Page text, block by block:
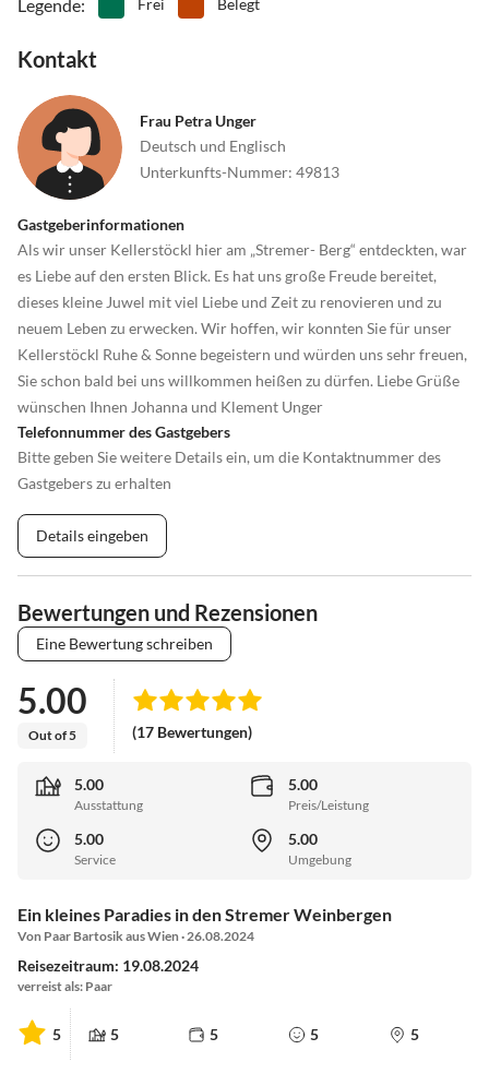
Legende:
Kontakt
Frau Petra Unger
Deutsch und Englisch
Unterkunfts-Nummer: 49813
Gastgeberinformationen
Als wir unser Kellerstöckl hier am „Stremer- Berg“ entdeckten, war
es Liebe auf den ersten Blick. Es hat uns große Freude bereitet,
dieses kleine Juwel mit viel Liebe und Zeit zu renovieren und zu
neuem Leben zu erwecken. Wir hoffen, wir konnten Sie für unser
Kellerstöckl Ruhe & Sonne begeistern und würden uns sehr freuen,
Sie schon bald bei uns willkommen heißen zu dürfen. Liebe Grüße
wünschen Ihnen Johanna und Klement Unger
Telefonnummer des Gastgebers
Bitte geben Sie weitere Details ein, um die Kontaktnummer des
Gastgebers zu erhalten
Details eingeben
Bewertungen und Rezensionen
Eine Bewertung schreiben
5.00
Out of 5 (17 Bewertungen)
5.00
Ausstattung
5.00
Preis/Leistung
5.00
Service
5.00
Umgebung
Ein kleines Paradies in den Stremer Weinbergen
Von Paar Bartosik aus Wien · 26.08.2024
Reisezeitraum: 19.08.2024
verreist als: Paar
5 5 5 5 5